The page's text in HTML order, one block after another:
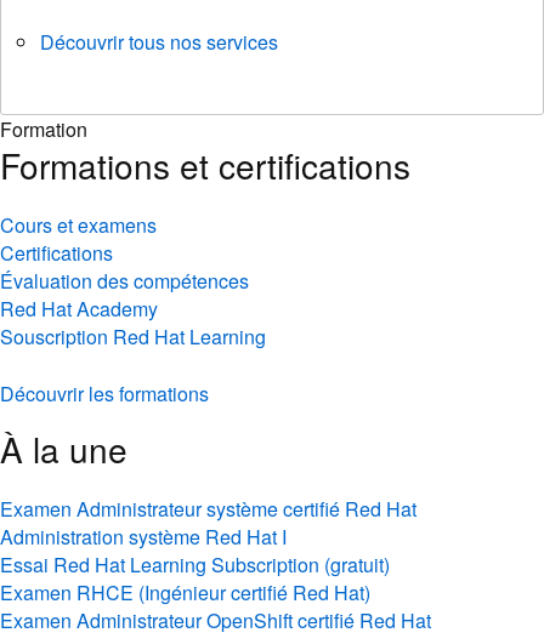
Découvrir tous nos services
Formation
Formations et certifications
Cours et examens
Certifications
Évaluation des compétences
Red Hat Academy
Souscription Red Hat Learning
Découvrir les formations
À la une
Examen Administrateur système certifié Red Hat
Administration système Red Hat I
Essai Red Hat Learning Subscription (gratuit)
Examen RHCE (Ingénieur certifié Red Hat)
Examen Administrateur OpenShift certifié Red Hat